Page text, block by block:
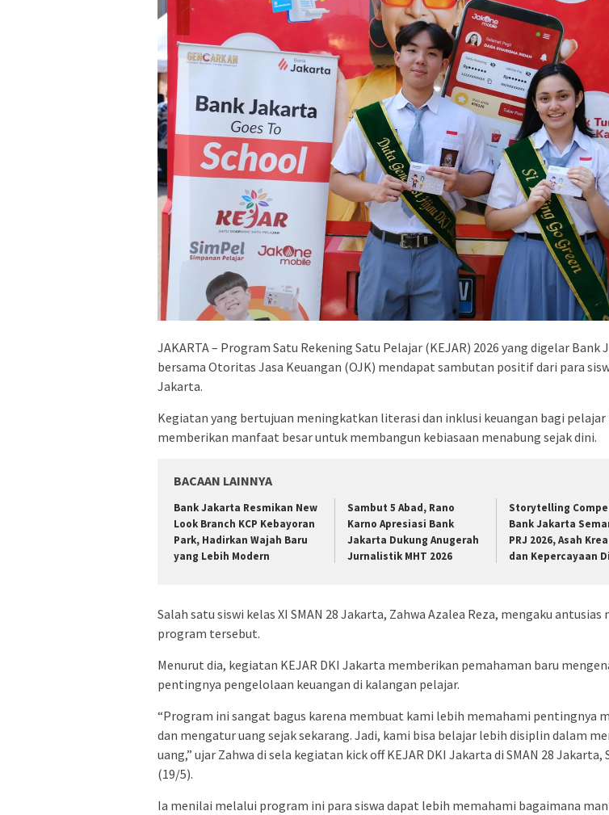
JAKARTA – Program Satu Rekening Satu Pelajar (KEJAR) 2026 yang digelar Bank
bersama Otoritas Jasa Keuangan (OJK) mendapat sambutan positif dari para
Jakarta.
Kegiatan yang bertujuan meningkatkan literasi dan inklusi keuangan bagi
memberikan manfaat besar untuk membangun kebiasaan menabung sejak dini.
BACAAN LAINNYA
Bank Jakarta Resmikan New
Look Branch KCP Kebayoran
Park, Hadirkan Wajah Baru
yang Lebih Modern
Sambut 5 Abad, Rano
Karno Apresiasi Bank
Jakarta Dukung Anugerah
Jurnalistik MHT 2026
Storytelling
Bank Jakarta
PRJ 2026, Asah
dan Kepercayaan
Salah satu siswi kelas XI SMAN 28 Jakarta, Zahwa Azalea Reza, mengaku
program tersebut.
Menurut dia, kegiatan KEJAR DKI Jakarta memberikan pemahaman baru
pentingnya pengelolaan keuangan di kalangan pelajar.
“Program ini sangat bagus karena membuat kami lebih memahami pentingnya
dan mengatur uang sejak sekarang. Jadi, kami bisa belajar lebih disiplin dalam
uang,” ujar Zahwa di sela kegiatan kick off KEJAR DKI Jakarta di SMAN 28 Jakarta,
(19/5).
Ia menilai melalui program ini para siswa dapat lebih memahami bagaimana